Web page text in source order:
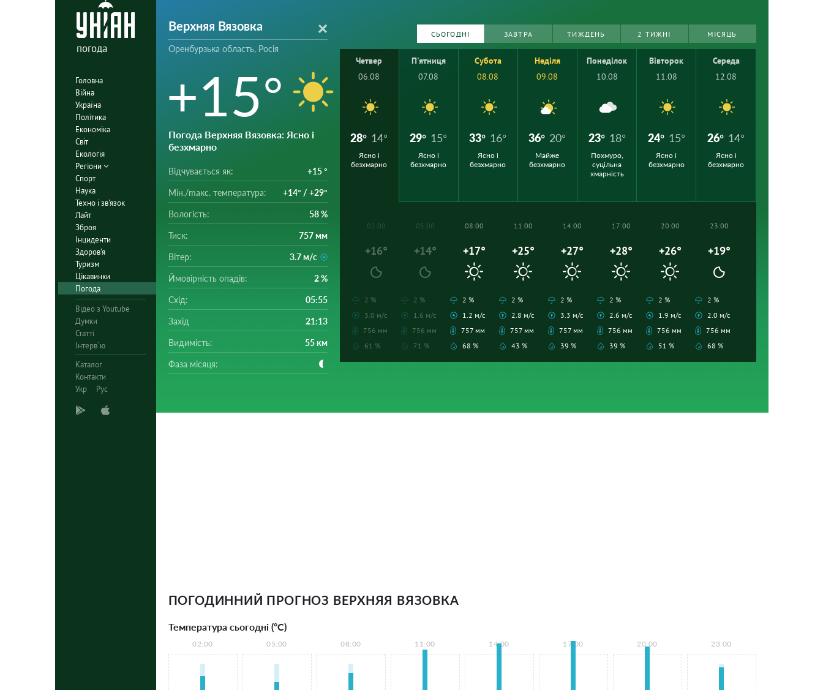
погода
Головна
Війна
Україна
Політика
Економіка
Світ
Екологія
Регіони
Спорт
Наука
Техно і зв'язок
Лайт
Зброя
Інциденти
Здоров'я
Туризм
Цікавинки
Погода
Відео з Youtube
Думки
Статті
Інтерв`ю
Каталог
Контакти
Укр
Рус
Верхняя Вязовка
Оренбурзька область, Росія
+15°
Погода Верхняя Вязовка: Ясно і
безхмарно
Відчувається як: +15 °
Мін./mакс. температура: +14° / +29°
Вологість: 58 %
Тиск: 757 мм
Вітер: 3.7 м/с
Ймовірність опадів: 2 %
Схід: 05:55
Захід 21:13
Видимість: 55 км
Фаза місяця:
СЬОГОДНІ ЗАВТРА ТИЖДЕНЬ 2 ТИЖНІ МІСЯЦЬ
Четвер
06.08
28° 14°
Ясно і
безхмарно
П'ятниця
07.08
29° 15°
Ясно і
безхмарно
Субота
08.08
33° 16°
Ясно і
безхмарно
Неділя
09.08
36° 20°
Майже
безхмарно
Понеділок
10.08
23° 18°
Похмуро,
суцільна
хмарність
Вівторок
11.08
24° 15°
Ясно і
безхмарно
Середа
12.08
26° 14°
Ясно і
безхмарно
02:00
+16°
2 %
3.0 м/с
756 мм
61 %
05:00
+14°
2 %
1.6 м/с
756 мм
71 %
08:00
+17°
2 %
1.2 м/с
757 мм
68 %
11:00
+25°
2 %
2.8 м/с
757 мм
43 %
14:00
+27°
2 %
3.3 м/с
757 мм
39 %
17:00
+28°
2 %
2.6 м/с
756 мм
39 %
20:00
+26°
2 %
1.9 м/с
756 мм
51 %
23:00
+19°
2 %
2.0 м/с
756 мм
68 %
ПОГОДИННИЙ ПРОГНОЗ ВЕРХНЯЯ ВЯЗОВКА
Температура сьогодні (°С)
02:00 05:00 08:00 11:00 14:00 17:00 20:00 23:00